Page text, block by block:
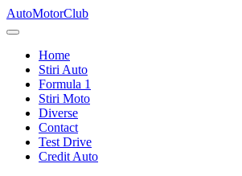
Skip
to
AutoMotorClub
Totul
masini
pasionatii
masini
Home
Stiri Auto
Formula 1
Stiri Moto
Diverse
Contact
Test Drive
Credit Auto